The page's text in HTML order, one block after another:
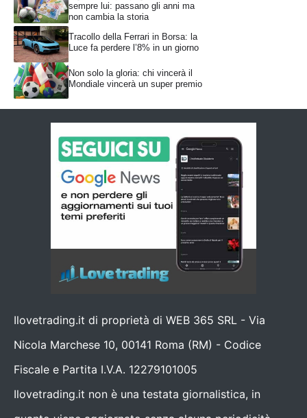
sempre lui: passano gli anni ma
non cambia la storia
Tracollo della Ferrari in Borsa: la
Luce fa perdere l’8% in un giorno
Non solo la gloria: chi vincerà il
Mondiale vincerà un super premio
Ilovetrading.it di proprietà di WEB 365 SRL - Via
Nicola Marchese 10, 00141 Roma (RM) - Codice
Fiscale e Partita I.V.A. 12279101005
Ilovetrading.it non è una testata giornalistica, in